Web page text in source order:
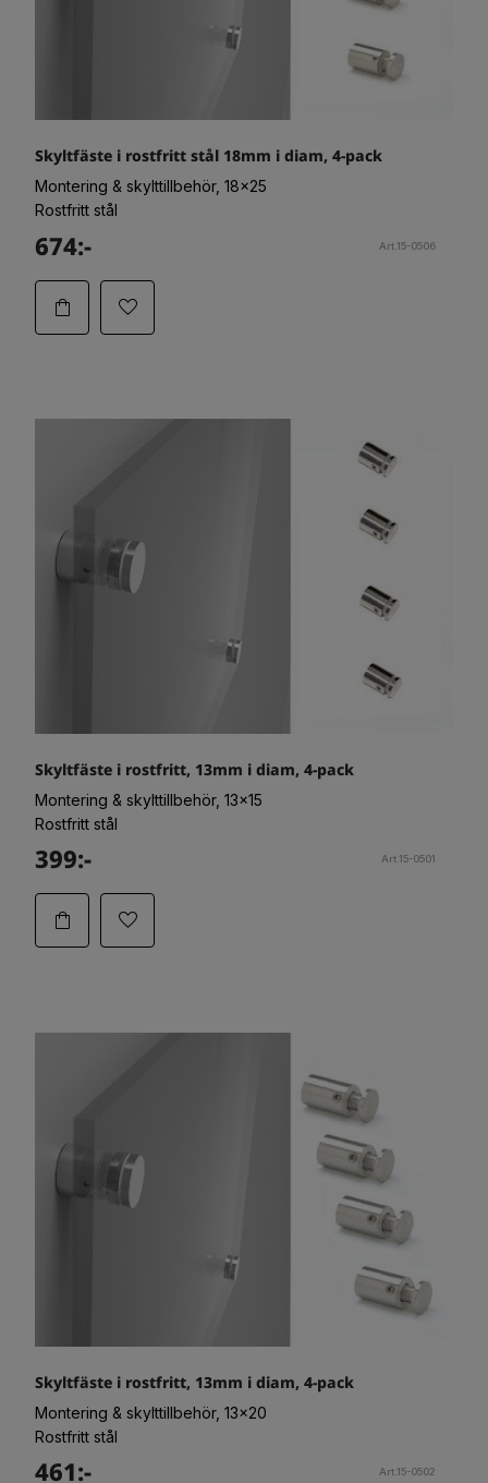
Skyltfäste i rostfritt stål 18mm i diam, 4-pack
Montering & skylttillbehör, 18x25
Rostfritt stål
674:- Art.15-0506
Skyltfäste i rostfritt, 13mm i diam, 4-pack
Montering & skylttillbehör, 13x15
Rostfritt stål
399:- Art.15-0501
Skyltfäste i rostfritt, 13mm i diam, 4-pack
Montering & skylttillbehör, 13x20
Rostfritt stål
461:- Art.15-0502